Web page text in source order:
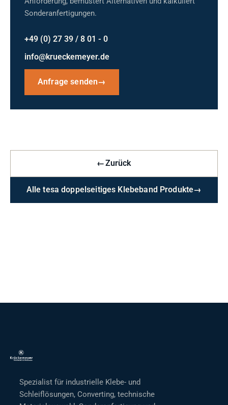
Sonderanfertigungen.
+49 (0) 27 39 / 8 01 - 0
info@krueckemeyer.de
Anfrage senden→
←Zurück
Alle tesa doppelseitiges Klebeband Produkte→
Spezialist für industrielle Klebe- und
Schleiflösungen, Converting, technische